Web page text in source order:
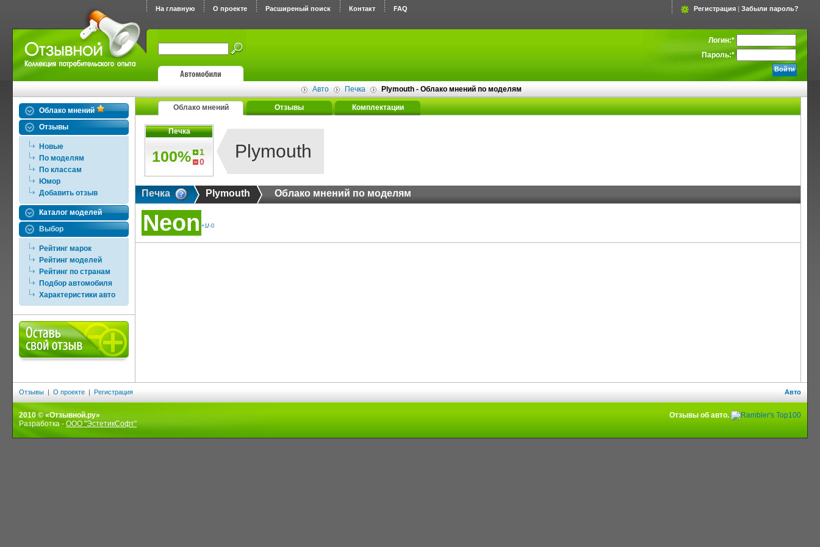
На главную О проекте Расширеный поиск Контакт FAQ Регистрация | Забыли пароль?
Логин:*
Пароль:*
Авто Печка Plymouth - Облако мнений по моделям
Облако мнений
Отзывы
Новые
По моделям
По классам
Юмор
Добавить отзыв
Каталог моделей
Выбор
Рейтинг марок
Рейтинг моделей
Рейтинг по странам
Подбор автомобиля
Характеристики авто
Облако мнений Отзывы Комплектации
Печка
100%
1
0
Plymouth
Печка Plymouth Облако мнений по моделям
Neon +1/-0
Отзывы | О проекте | Регистрация Авто
2010 © «Отзывной.ру»
Разработка - ООО "ЭстетикСофт"
Отзывы об авто.